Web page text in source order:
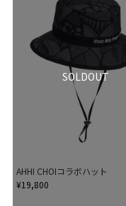
SOLDOUT
AHHI CHOIコラボハット
¥19,800